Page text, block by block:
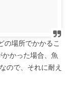
の場所でかかるこ
かった場合、魚
ので、それに耐え